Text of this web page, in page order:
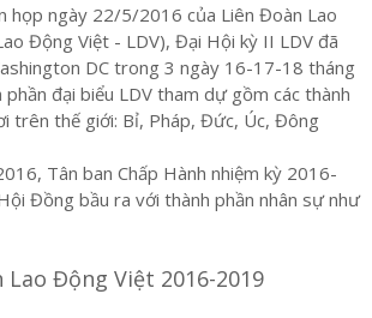
họp ngày 22/5/2016 của Liên Đoàn Lao
Động Việt - LDV), Đại Hội kỳ II LDV đã
DC trong 3 ngày 16-17-18 tháng
đại biểu LDV tham dự gồm các thành
trên thế giới: Bỉ, Pháp, Đức, Úc, Đông
Tân ban Chấp Hành nhiệm kỳ 2016-
Đồng bầu ra với thành phần nhân sự như
Lao Động Việt 2016-2019